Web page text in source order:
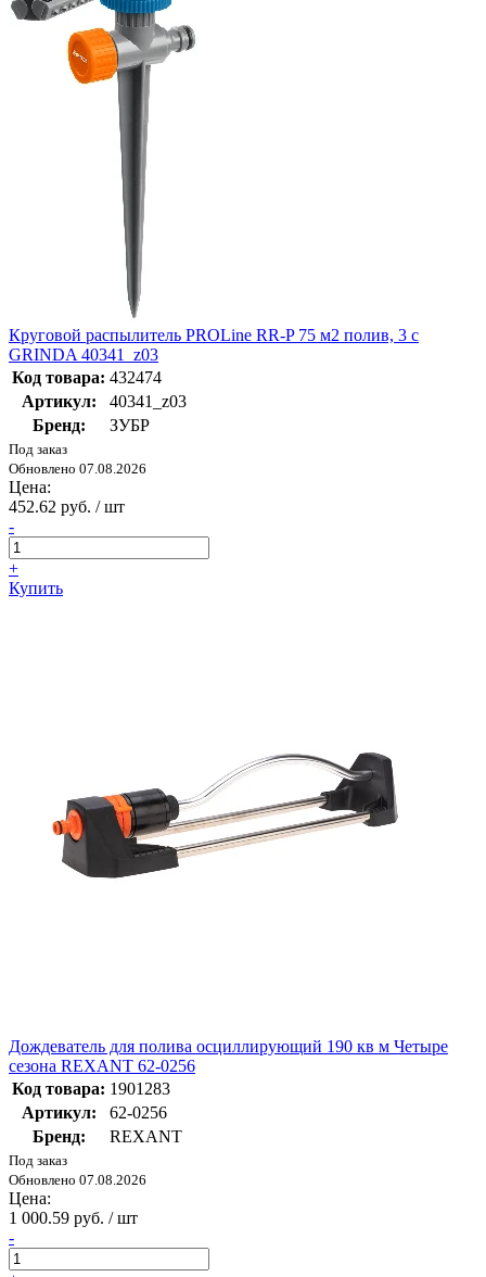
Круговой распылитель PROLine RR-P 75 м2 полив, 3 с
GRINDA 40341_z03
Код товара: 432474
Артикул:
40341_z03
Бренд:
ЗУБР
Под заказ
Обновлено 07.08.2026
Цена:
452.62 руб. / шт
-
+
Купить
Дождеватель для полива осциллирующий 190 кв м Четыре
сезона REXANT 62-0256
Код товара: 1901283
Артикул:
62-0256
Бренд:
REXANT
Под заказ
Обновлено 07.08.2026
Цена:
1 000.59 руб. / шт
-